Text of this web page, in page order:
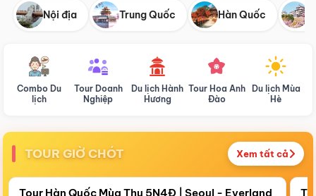
Nội địa Trung Quốc Hàn Quốc
Combo Du
lịch
Tour Doanh
Nghiệp
Du lịch Hành
Hương
Tour Hoa Anh
Đào
Du lịch Mùa
Hè
TOUR GIỜ CHÓT Xem tất cả
Còn18 ngày 13:58:29
Điểm nổi bật
Tour Hàn Quốc Mùa Thu 5N4Đ | Seoul - Everland